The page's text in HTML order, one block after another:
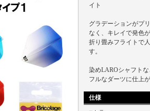
イト
グラデーションがプ
なく、キレイで発色
折り畳みフライトで
す。
染めLAROシャフト
フルなダーツに仕上が
仕様